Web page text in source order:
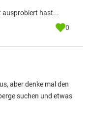
ausprobiert hast...
0
aber denke mal den
suchen und etwas